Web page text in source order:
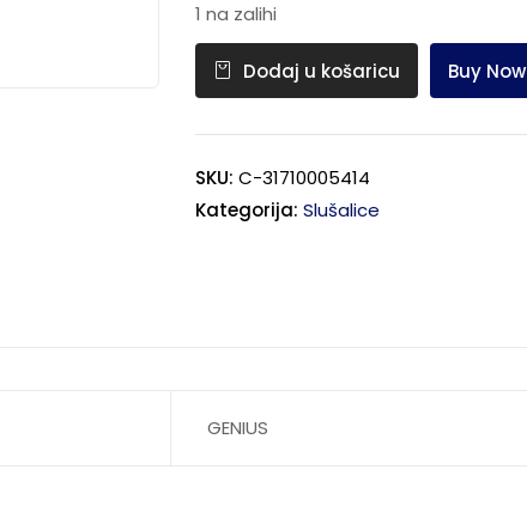
1 na zalihi
Dodaj u košaricu Buy Now
SKU: C-31710005414
Kategorija: Slušalice
GENIUS